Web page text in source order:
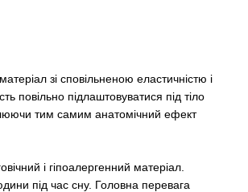
зі сповільненою еластичністю і
повільно підлаштовуватися під тіло
тим самим анатомічний ефект
і гіпоалергенний матеріал.
під час сну. Головна перевага